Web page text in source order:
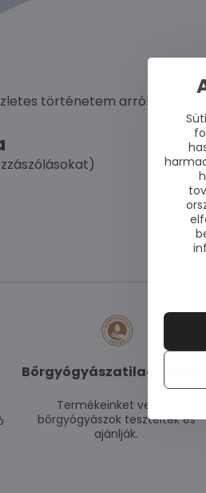
történetem arról, hogyan
Bőrgyógyászatilag tesztelt
Termékeinket vezető
bőrgyógyászok tesztelték és
ajánlják.